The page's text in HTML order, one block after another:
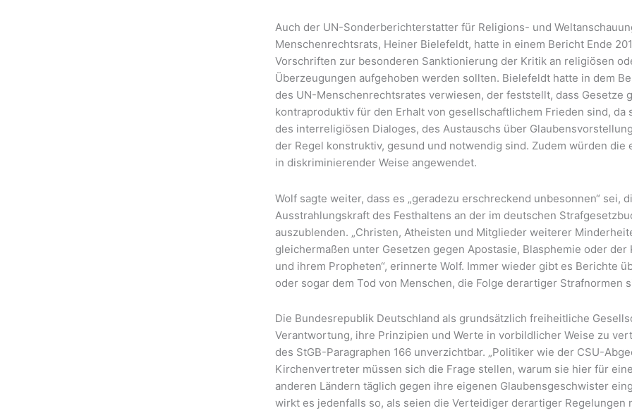
Auch der UN-Sonderberichterstatter für Religions- und
Menschenrechtsrats, Heiner Bielefeldt, hatte in einem Bericht Ende
Vorschriften zur besonderen Sanktionierung der Kritik an religiösen
Überzeugungen aufgehoben werden sollten. Bielefeldt hatte in dem
des UN-Menschenrechtsrates verwiesen, der feststellt, dass Gesetze
kontraproduktiv für den Erhalt von gesellschaftlichem Frieden sind, da
des interreligiösen Dialoges, des Austauschs über
der Regel konstruktiv, gesund und notwendig sind. Zudem würden
in diskriminierender Weise angewendet.
Wolf sagte weiter, dass es „geradezu erschreckend unbesonnen“ sei,
Ausstrahlungskraft des Festhaltens an der im deutschen
auszublenden. „Christen, Atheisten und Mitglieder weiterer
gleichermaßen unter Gesetzen gegen Apostasie, Blasphemie oder
und ihrem Propheten“, erinnerte Wolf. Immer wieder gibt es Berichte
oder sogar dem Tod von Menschen, die Folge derartiger Strafnormen
Die Bundesrepublik Deutschland als grundsätzlich freiheitliche
Verantwortung, ihre Prinzipien und Werte in vorbildlicher Weise zu
des StGB-Paragraphen 166 unverzichtbar. „Politiker wie der CSU-
Kirchenvertreter müssen sich die Frage stellen, warum sie hier für
anderen Ländern täglich gegen ihre eigenen Glaubensgeschwister
wirkt es jedenfalls so, als seien die Verteidiger derartiger Regelungen